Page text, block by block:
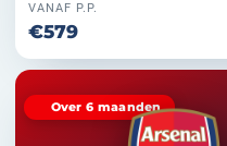
VANAF P.P.
€579
Over 6 maanden